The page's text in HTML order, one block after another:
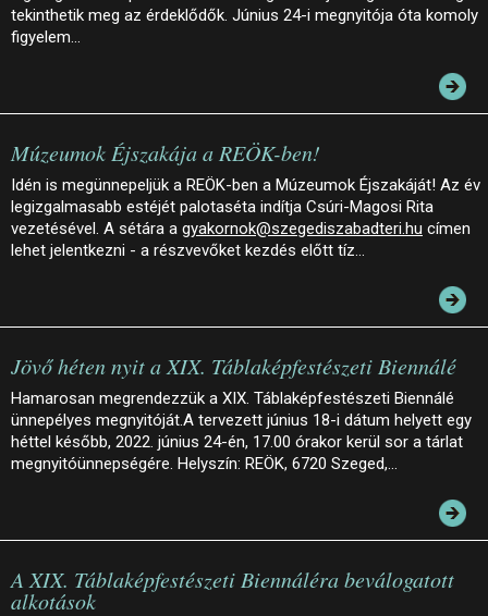
tekinthetik meg az érdeklődők. Június 24-i megnyitója óta komoly
figyelem…
Múzeumok Éjszakája a REÖK-ben!
Idén is megünnepeljük a REÖK-ben a Múzeumok Éjszakáját! Az év
legizgalmasabb estéjét palotaséta indítja Csúri-Magosi Rita
vezetésével. A sétára a gyakornok@szegediszabadteri.hu címen
lehet jelentkezni - a részvevőket kezdés előtt tíz…
Jövő héten nyit a XIX. Táblaképfestészeti Biennálé
Hamarosan megrendezzük a XIX. Táblaképfestészeti Biennálé
ünnepélyes megnyitóját.A tervezett június 18-i dátum helyett egy
héttel később, 2022. június 24-én, 17.00 órakor kerül sor a tárlat
megnyitóünnepségére. Helyszín: REÖK, 6720 Szeged,…
A XIX. Táblaképfestészeti Biennáléra beválogatott
alkotások